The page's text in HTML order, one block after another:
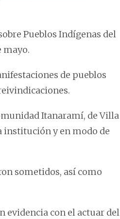
Pueblos Indígenas del
mayo.
de pueblos
Itanaramí, de Villa
institución y en modo de
sometidos, así como
evidencia con el actuar del